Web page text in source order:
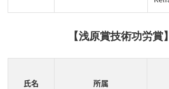
【浅原賞技術功労賞
氏名 所属